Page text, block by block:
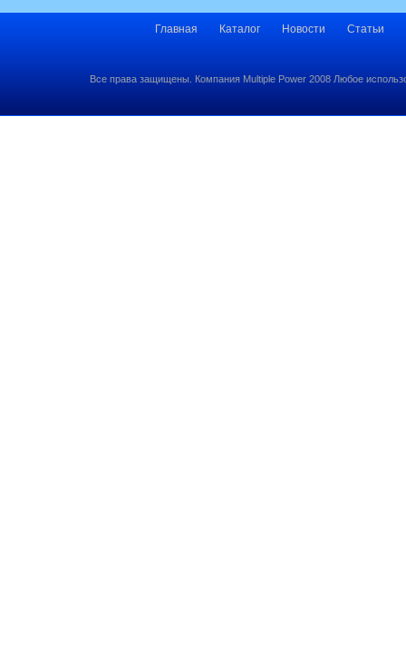
Главная Каталог Новости Статьи
Все права защищены. Компания Multiple Power 2008 Любое